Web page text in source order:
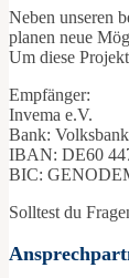
Neben unseren
planen neue
Um diese
Empfänger:
Invema e.V.
Bank:
IBAN: DE60
BIC:
Solltest du